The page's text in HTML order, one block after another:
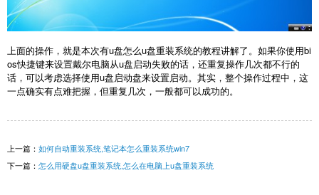
上面的操作，就是本次有u盘怎么u盘重装系统的教程讲解了。如果你使用bi
os快捷键来设置戴尔电脑从u盘启动失败的话，还重复操作几次都不行的
话，可以考虑选择使用u盘启动盘来设置启动。其实，整个操作过程中，这
一点确实有点难把握，但重复几次，一般都可以成功的。
上一篇： 如何自动重装系统,笔记本怎么重装系统win7
下一篇： 怎么用硬盘u盘重装系统,怎么在电脑上u盘重装系统